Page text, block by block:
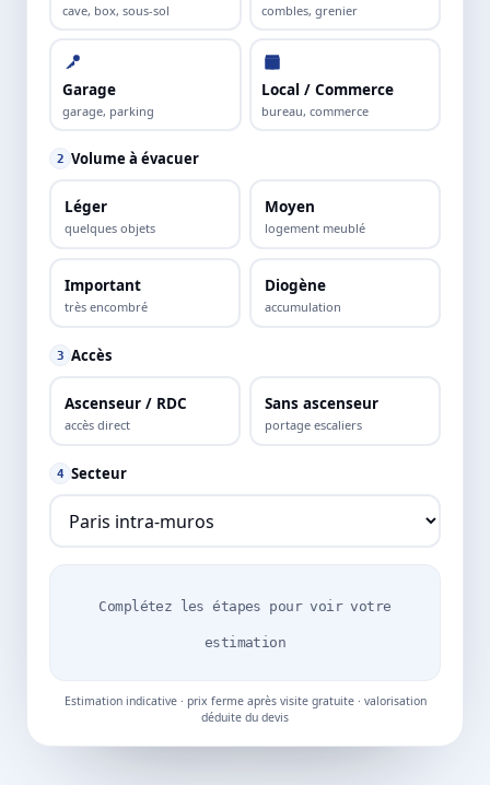
cave, box, sous-sol combles, grenier
Garage
garage, parking
Local / Commerce
bureau, commerce
2 Volume à évacuer
Léger
quelques objets
Moyen
logement meublé
Important
très encombré
Diogène
accumulation
3 Accès
Ascenseur / RDC
accès direct
Sans ascenseur
portage escaliers
4 Secteur
Complétez les étapes pour voir votre
estimation
Estimation indicative · prix ferme après visite gratuite · valorisation
déduite du devis